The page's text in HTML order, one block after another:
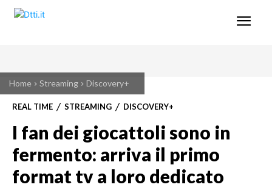
Home Streaming Discovery+
REAL TIME STREAMING DISCOVERY+
I fan dei giocattoli sono in
fermento: arriva il primo
format tv a loro dedicato